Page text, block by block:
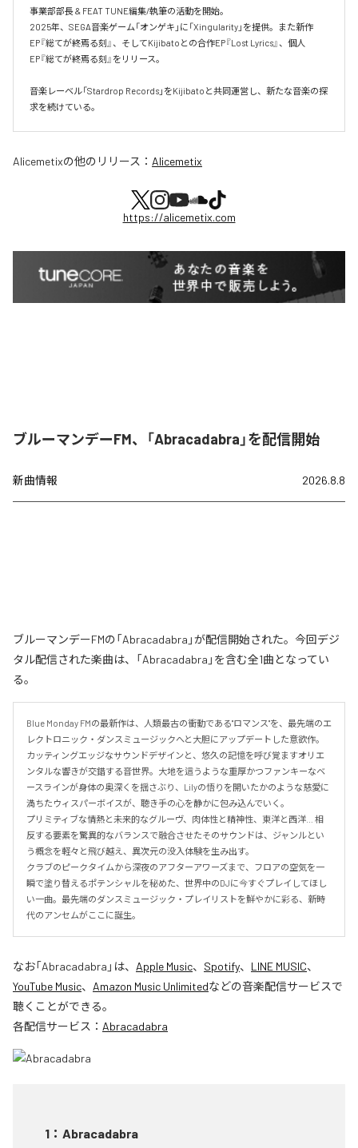
事業部部長 & FEAT TUNE編集/執筆の活動を開始。
2025年、SEGA音楽ゲーム「オンゲキ」に「Xingularity」を提供。また新作
EP『総てが終焉る刻』、そしてKijibatoとの合作EP『Lost Lyrics』、個人
EP『総てが終焉る刻』をリリース。
音楽レーベル「Stardrop Records」をKijibatoと共同運営し、新たな音楽の探
求を続けている。
Alicemetixの他のリリース： Alicemetix
https://alicemetix.com
ブルーマンデーFM、「Abracadabra」を配信開始
新曲情報 2026.8.8
ブルーマンデーFMの「Abracadabra」が配信開始された。今回デジ
タル配信された楽曲は、「Abracadabra」を含む全1曲となってい
る。
Blue Monday FMの最新作は、人類最古の衝動である"ロマンス"を、最先端のエ
レクトロニック・ダンスミュージックへと大胆にアップデートした意欲作。
カッティングエッジなサウンドデザインと、悠久の記憶を呼び覚ますオリエ
ンタルな響きが交錯する音世界。大地を這うような重厚かつファンキーなベ
ースラインが身体の奥深くを揺さぶり、Lilyの悟りを開いたかのような慈愛に
満ちたウィスパーボイスが、聴き手の心を静かに包み込んでいく。
プリミティブな情熱と未来的なグルーヴ、肉体性と精神性、東洋と西洋… 相
反する要素を驚異的なバランスで融合させたそのサウンドは、ジャンルとい
う概念を軽々と飛び越え、異次元の没入体験を生み出す。
クラブのピークタイムから深夜のアフターアワーズまで、フロアの空気を一
瞬で塗り替えるポテンシャルを秘めた、世界中のDJに今すぐプレイしてほし
い一曲。最先端のダンスミュージック・プレイリストを鮮やかに彩る、新時
代のアンセムがここに誕生。
なお「Abracadabra 」は、 Apple Music、 Spotify、 LINE MUSIC、
YouTube Music、 Amazon Music Unlimitedなどの音楽配信サービスで
聴くことができる。
各配信サービス： Abracadabra
1 ： Abracadabra